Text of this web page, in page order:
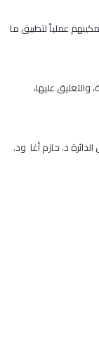
عملياً لتطبيق ما
عليها،
د. حازم أغا ود.